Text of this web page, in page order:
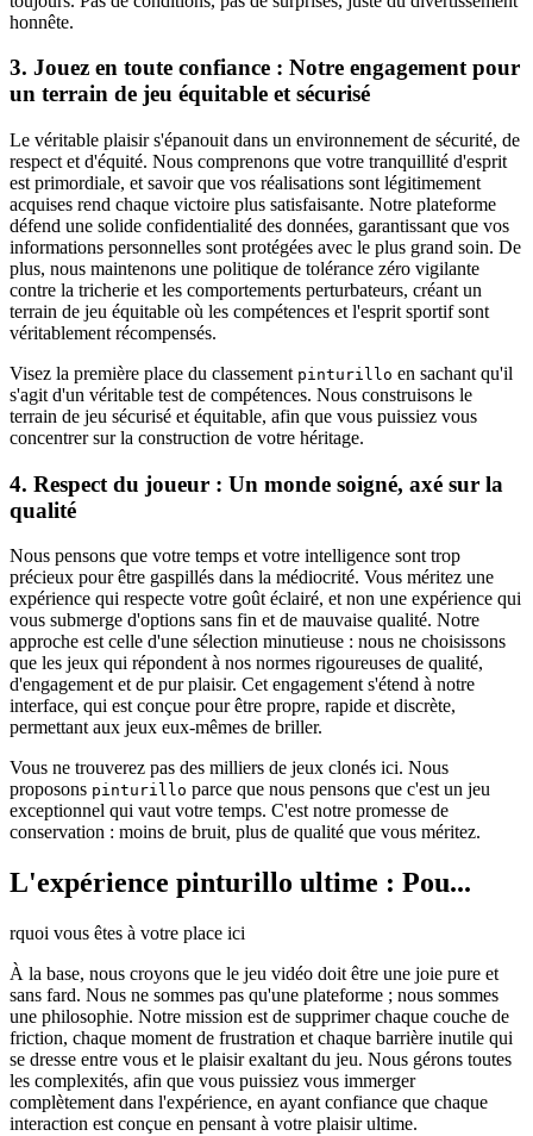
honnête.
3. Jouez en toute confiance : Notre engagement pour
un terrain de jeu équitable et sécurisé
Le véritable plaisir s'épanouit dans un environnement de sécurité, de
respect et d'équité. Nous comprenons que votre tranquillité d'esprit
est primordiale, et savoir que vos réalisations sont légitimement
acquises rend chaque victoire plus satisfaisante. Notre plateforme
défend une solide confidentialité des données, garantissant que vos
informations personnelles sont protégées avec le plus grand soin. De
plus, nous maintenons une politique de tolérance zéro vigilante
contre la tricherie et les comportements perturbateurs, créant un
terrain de jeu équitable où les compétences et l'esprit sportif sont
véritablement récompensés.
Visez la première place du classement pinturillo en sachant qu'il
s'agit d'un véritable test de compétences. Nous construisons le
terrain de jeu sécurisé et équitable, afin que vous puissiez vous
concentrer sur la construction de votre héritage.
4. Respect du joueur : Un monde soigné, axé sur la
qualité
Nous pensons que votre temps et votre intelligence sont trop
précieux pour être gaspillés dans la médiocrité. Vous méritez une
expérience qui respecte votre goût éclairé, et non une expérience qui
vous submerge d'options sans fin et de mauvaise qualité. Notre
approche est celle d'une sélection minutieuse : nous ne choisissons
que les jeux qui répondent à nos normes rigoureuses de qualité,
d'engagement et de pur plaisir. Cet engagement s'étend à notre
interface, qui est conçue pour être propre, rapide et discrète,
permettant aux jeux eux-mêmes de briller.
Vous ne trouverez pas des milliers de jeux clonés ici. Nous
proposons pinturillo parce que nous pensons que c'est un jeu
exceptionnel qui vaut votre temps. C'est notre promesse de
conservation : moins de bruit, plus de qualité que vous méritez.
L'expérience pinturillo ultime : Pou...
rquoi vous êtes à votre place ici
À la base, nous croyons que le jeu vidéo doit être une joie pure et
sans fard. Nous ne sommes pas qu'une plateforme ; nous sommes
une philosophie. Notre mission est de supprimer chaque couche de
friction, chaque moment de frustration et chaque barrière inutile qui
se dresse entre vous et le plaisir exaltant du jeu. Nous gérons toutes
les complexités, afin que vous puissiez vous immerger
complètement dans l'expérience, en ayant confiance que chaque
interaction est conçue en pensant à votre plaisir ultime.